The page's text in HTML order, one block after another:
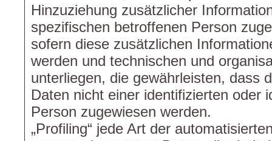
Hinzuziehung zusätzlicher
spezifischen betroffenen Person
sofern diese zusätzlichen
werden und technischen und
unterliegen, die gewährleisten, dass
Daten nicht einer identifizierten oder
Person zugewiesen werden.
„Profiling“ jede Art der